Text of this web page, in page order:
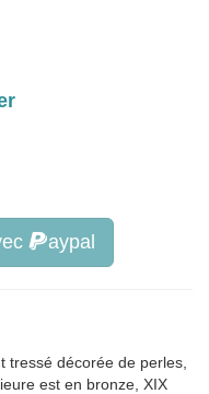
aypal
tressé décorée de perles,
est en bronze, XIX